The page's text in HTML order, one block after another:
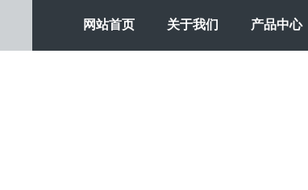
网站首页 关于我们 产品中心